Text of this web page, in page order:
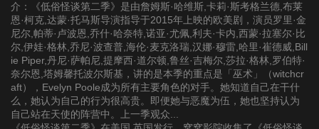
介：《低俗怪谈第二季》是由詹姆斯·哈维斯,卡莉·斯考格兰德,布莱
恩·柯克,达蒙·托马斯导演指导于2015年上映的欧美剧，演员罗里·金
尼尔,帕蒂·卢波恩,乔什·哈奈特,诺亚·尤佩,利夫·卡内,西蒙·拉塞尔·比
尔,伊娃·格林,乔尼·波查普,海伦·麦克洛瑞,汉娜·穆雷,哈里·崔德威,Bill
ie Piper,丹尼·萨帕尼,提摩西·道尔顿,鲁丝·吉梅尔,莎拉·格林,罗伯特·
奈尔恩,塔姆馨托波尔斯基，讲的是本季的重点是「巫术」（witchcr
aft），Evelyn Poole成为所有主要角色的对手。她知道自己在干什
么，她认为自己的行为很高贵。即便她与恶魔为伍，她也坚持认为
自己站在天使的阵营中。上一季观众...